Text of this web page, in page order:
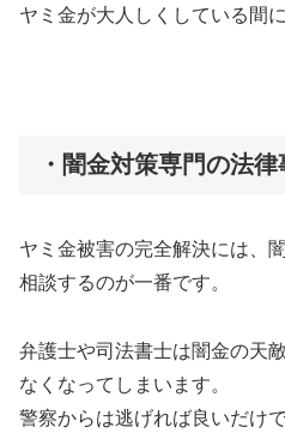
ヤミ金が大人しくしている間
・闇金対策専門の法
ヤミ金被害の完全解決には、
相談するのが一番です。
弁護士や司法書士は闇金の天
なくなってしまいます。
警察からは逃げれば良いだけ